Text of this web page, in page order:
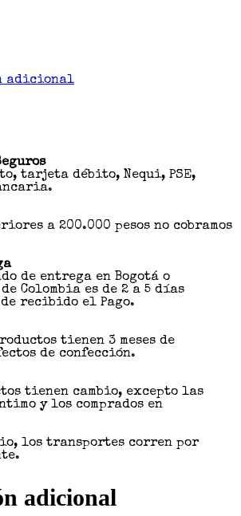
adicional
tarjeta débito, Nequi, PSE,
a 200.000 pesos no cobramos
de entrega en Bogotá o
Colombia es de 2 a 5 días
recibido el Pago.
tienen 3 meses de
de confección.
tienen cambio, excepto las
y los comprados en
los transportes corren por
adicional